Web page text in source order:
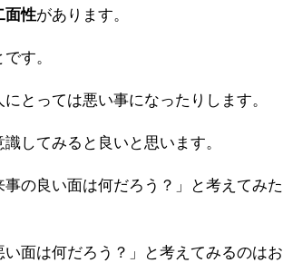
面性があります。
す。
とっては悪い事になったりします。
識してみると良いと思います。
の良い面は何だろう？」と考えてみた
面は何だろう？」と考えてみるのはお